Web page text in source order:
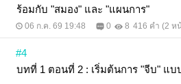
ร้อมกับ "สมอง" และ "แผนการ"
06 ก.ค. 69 19:48 0 8 416 คำ (2 ห
#4
บทที่ 1 ตอนที่ 2 : เริ่มต้นการ "จีบ"